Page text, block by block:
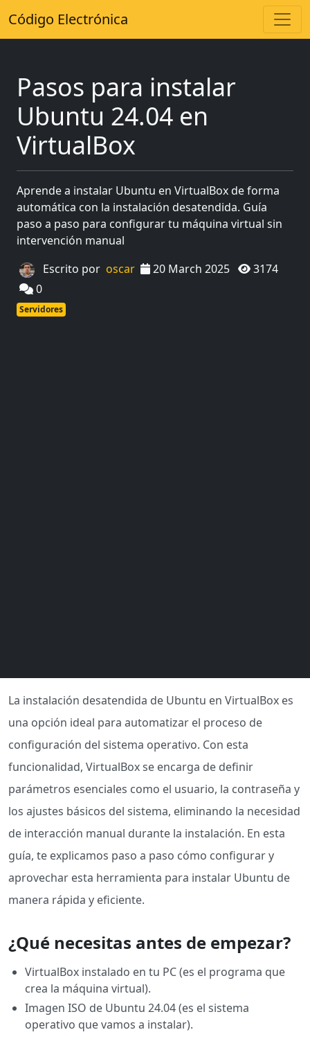
Código Electrónica
Pasos para instalar
Ubuntu 24.04 en
VirtualBox
Aprende a instalar Ubuntu en VirtualBox de forma
automática con la instalación desatendida. Guía
paso a paso para configurar tu máquina virtual sin
intervención manual
Escrito por oscar 20 March 2025
3174
0
Servidores
La instalación desatendida de Ubuntu en VirtualBox es
una opción ideal para automatizar el proceso de
configuración del sistema operativo. Con esta
funcionalidad, VirtualBox se encarga de definir
parámetros esenciales como el usuario, la contraseña y
los ajustes básicos del sistema, eliminando la necesidad
de interacción manual durante la instalación. En esta
guía, te explicamos paso a paso cómo configurar y
aprovechar esta herramienta para instalar Ubuntu de
manera rápida y eficiente.
¿Qué necesitas antes de empezar?
VirtualBox instalado en tu PC (es el programa que
crea la máquina virtual).
Imagen ISO de Ubuntu 24.04 (es el sistema
operativo que vamos a instalar).